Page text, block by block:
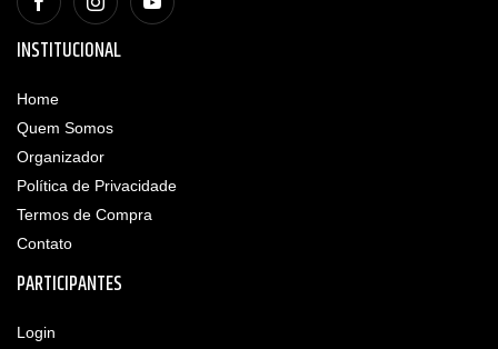
INSTITUCIONAL
Home
Quem Somos
Organizador
Política de Privacidade
Termos de Compra
Contato
PARTICIPANTES
Login